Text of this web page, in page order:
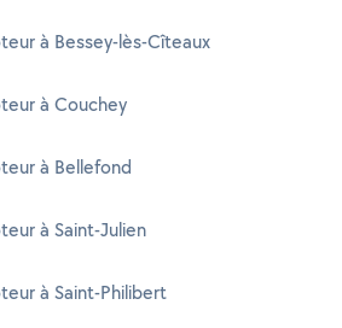
à Bessey-lès-Cîteaux
à Couchey
à Bellefond
à Saint-Julien
à Saint-Philibert